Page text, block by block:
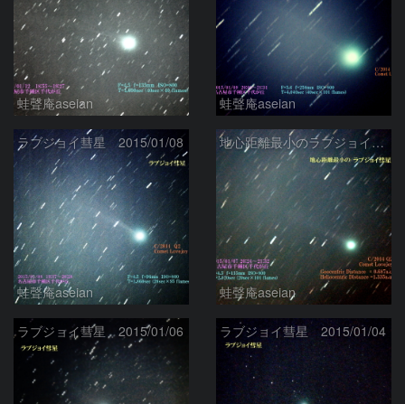
蛙聲庵aseian 蛙聲庵aseian
ラブジョイ彗星 2015/01/08
蛙聲庵aseian
地心距離最小のラブジョイ彗星
蛙聲庵aseian
ラブジョイ彗星 2015/01/06 ラブジョイ彗星 2015/01/04